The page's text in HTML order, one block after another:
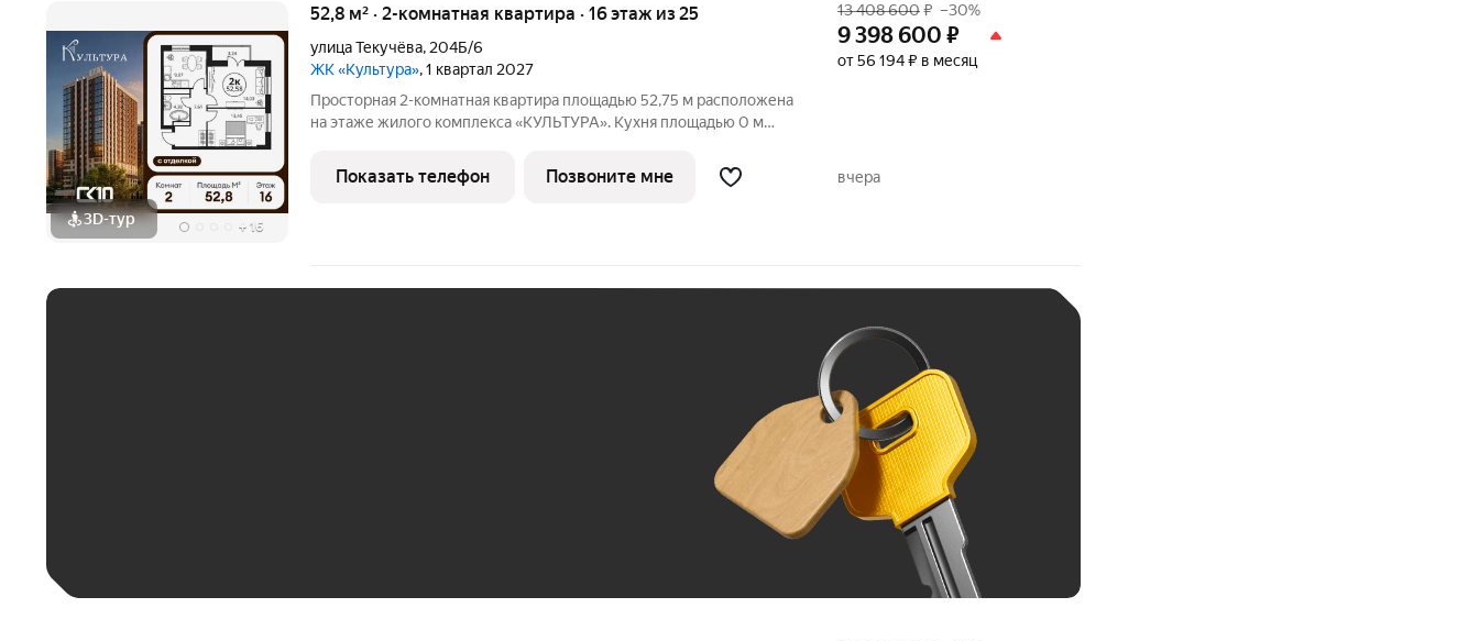
3D-тур + 16
52,8 м² · 2-комнатная квартира · 16 этаж из 25
улица Текучёва, 204Б/6
ЖК «Культура», 1 квартал 2027
Просторная 2-комнатная квартира площадью 52,75 м расположена
на этаже жилого комплекса «КУЛЬТУРА». Кухня площадью 0 м
жилые комнаты общей площадью 13,45/14,03 м обеспечивают
комфортное
13 408 600₽ –30%
9 398 600 ₽
от 56 194 ₽ в месяц
Показать телефон Позвоните мне вчера